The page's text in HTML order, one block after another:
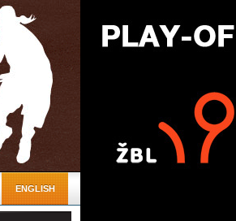
ENGLISH